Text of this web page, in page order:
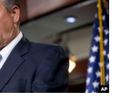
فرهنگ و زندگی
حقوق شهروندی
اقتصادی
علم و فناوری
اسرائیل در جنگ
مستندها
انتخابات ریاست جمهوری آمریکا ۲۰۲۴
حمله جمهوری اسلامی به اسرائیل
رمز مهسا
ورزش زنان در ایران
دنبال کنید
زبانهای مختلف